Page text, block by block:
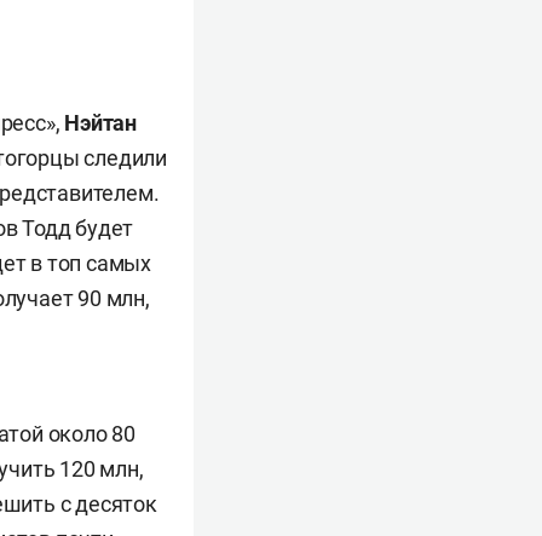
Нэйтан
следили
Тодд будет
в топ самых
90 млн,
около 80
120 млн,
с десяток